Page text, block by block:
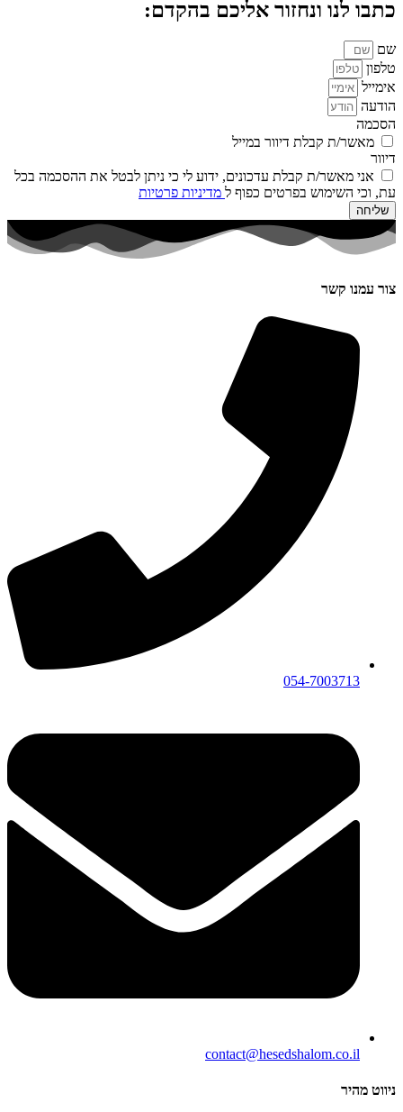
כתבו לנו ונחזור אליכם בהקדם:
שם
טלפון
אימייל
הודעה
הסכמה
מאשר/ת קבלת דיוור במייל
דיוור
אני מאשר/ת קבלת עדכונים, ידוע לי כי ניתן לבטל את ההסכמה בכל
עת, וכי השימוש בפרטים כפוף ל מדיניות פרטיות
שליחה
צור עמנו קשר
054-7003713
contact@hesedshalom.co.il
ניווט מהיר